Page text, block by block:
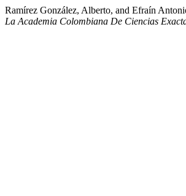
Ramírez González, Alberto, and Efraín
La Academia Colombiana De Ciencias